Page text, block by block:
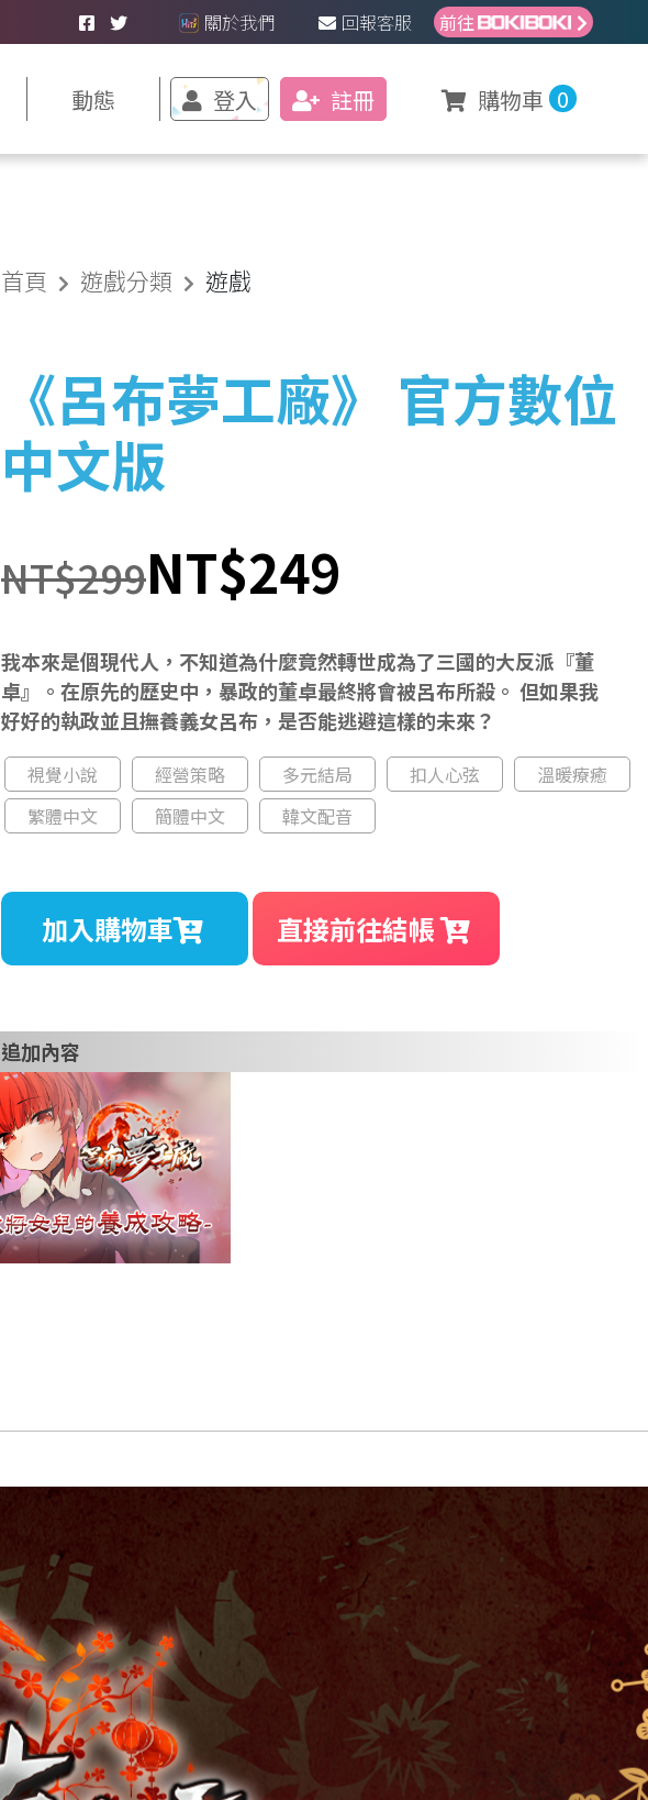
關於我們 回報客服 前往
動態 登入 註冊 購物車 0
首頁 遊戲分類 遊戲
《呂布夢工廠》 官方數位
中文版
NT$299NT$249
我本來是個現代人，不知道為什麼竟然轉世成為了三國的大反派『董
卓』。在原先的歷史中，暴政的董卓最終將會被呂布所殺。 但如果我
好好的執政並且撫養義女呂布，是否能逃避這樣的未來？
視覺小說 經營策略 多元結局 扣人心弦
溫暖療癒
繁體中文
簡體中文 韓文配音
加入購物車 直接前往結帳
追加內容